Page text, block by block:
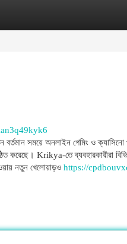
সময়ে অনলাইন গেমিং ও ক্যাসিনো
করেছে। Krikya-তে ব্যবহারকারীরা
নতুন খেলোয়াড়ও https://